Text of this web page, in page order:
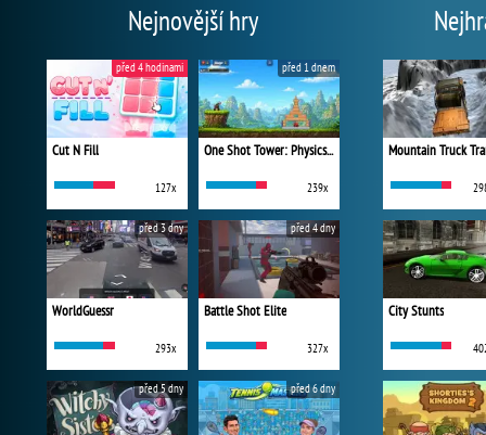
Nejnovější hry
Cut N Fill
127x
před 4 hodinami
One Shot Tower: Physics Destroyer
239x
před 1 dnem
WorldGuessr
293x
před 3 dny
Battle Shot Elite
327x
před 4 dny
před 5 dny před 6 dny
Mountain Truck
City Stunts